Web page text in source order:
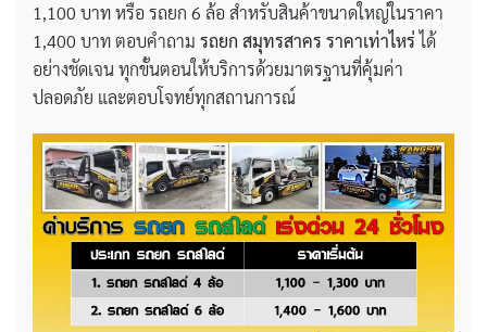
1,100 บาท หรือ รถยก 6 ล้อ สำหรับสินค้าขนาดใหญ่ในราคา
1,400 บาท ตอบคำถาม รถยก สมุทรสาคร ราคาเท่าไหร่ได้
อย่างชัดเจน ทุกขั้นตอนให้บริการด้วยมาตรฐานที่คุ้มค่า
ปลอดภัย และตอบโจทย์ทุกสถานการณ์